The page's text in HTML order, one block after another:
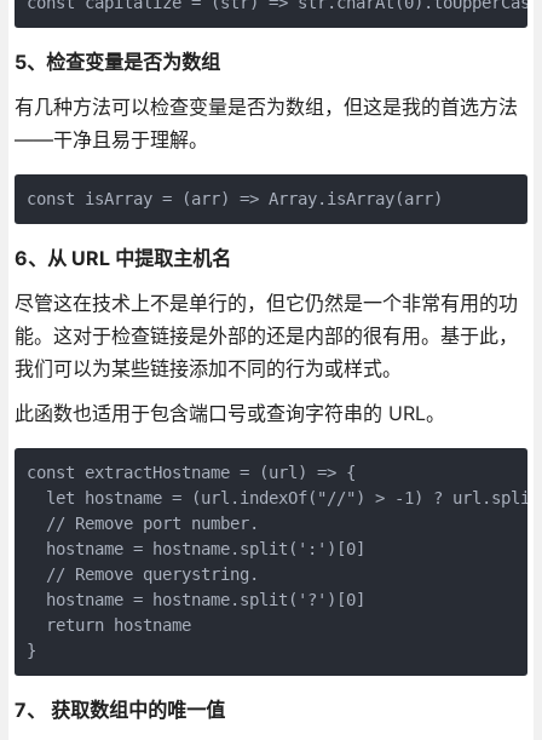
5、检查变量是否为数组
有几种方法可以检查变量是否为数组，但这是我的首选方法
——干净且易于理解。
const isArray = (arr) => Array.isArray(arr)
6、从 URL 中提取主机名
尽管这在技术上不是单行的，但它仍然是一个非常有用的功
能。这对于检查链接是外部的还是内部的很有用。基于此，
我们可以为某些链接添加不同的行为或样式。
此函数也适用于包含端口号或查询字符串的 URL。
const extractHostname = (url) => {
let hostname = (url.indexOf("//") > -1) ?
  // Remove port number.
  hostname = hostname.split(':')[0]
  // Remove querystring.
  hostname = hostname.split('?')[0]
  return hostname
}
7、 获取数组中的唯一值